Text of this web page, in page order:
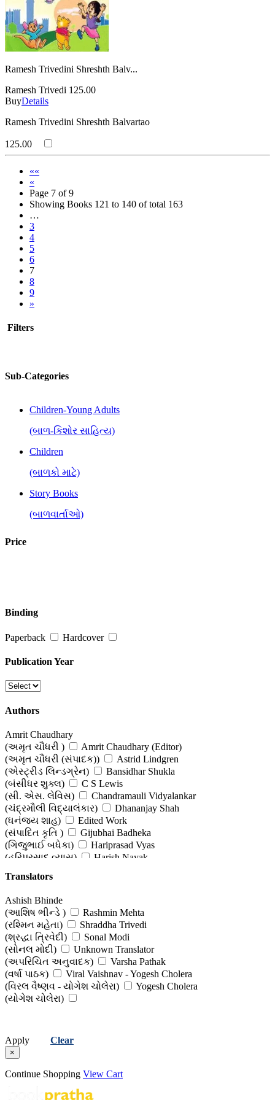
Ramesh Trivedini Shreshth Balv...
Ramesh Trivedi 125.00
BuyDetails
Ramesh Trivedini Shreshth Balvartao
125.00
««
«
Page 7 of 9
Showing Books 121 to 140 of total 163
…
3
4
5
6
7
8
9
»
Filters
Sub-Categories
Children-Young Adults
(બાળ-કિશોર સાહિત્ય)
Children
(બાળકો માટે)
Story Books
(બાળવાર્તાઓ)
Price
Binding
Paperback Hardcover
Publication Year
Authors
Amrit Chaudhary
(અમૃત ચૌધરી )
Amrit Chaudhary (Editor)
(અમૃત ચૌધરી (સંપાદક))
Astrid Lindgren
(એસ્ટ્રીડ લિન્ડગ્રેન)
Bansidhar Shukla
(બંસીધર શુક્લ)
C S Lewis
(સી. એસ. લેવિસ)
Chandramauli Vidyalankar
(ચંદ્રમૌલી વિદ્યાલંકાર)
Dhananjay Shah
(ધનંજય શાહ)
Edited Work
(સંપાદિત કૃતિ )
Gijubhai Badheka
(ગિજુભાઈ બધેકા)
Hariprasad Vyas
(હરિપ્રસાદ વ્યાસ)
Harish Nayak
(હરીશ વટાવવાલા )
(Arunહેમા શાહ)
(હિંમતલાલ પટેલ )
Hiralal D Prajapati
(હીરાલાલ ડી. પ્રજાપતિ)
I K Vijaliwala (Dr)
(આઈ કે વીજળીવાળા (ડો))
Ishvar Parmar
(ઈશ્વર પરમાર )
J K Rowling
(જે. કે. રોલિંગ )
J R R Talkien
(જે. આર. આર. ટોલ્કિન)
Jaybhikhkhu
(જયભિખ્ખુ )
Jivram Joshi
(જીવરામ જોશી )
(લતા હિરાણી )
(લીઓ ટોલ્સ્ટોય)
(મધુકાંત પ્રજાપતિ )
Madhusudan Parekh Priyadarshi
(મધુસુદન પારેખ 'પ્રિયદર્શી' )
Translators
Ashish Bhinde
(આશિષ ભીન્ડે )
Rashmin Mehta
(રશ્મિન મહેતા)
Shraddha Trivedi
(શ્રદ્ધા ત્રિવેદી)
Sonal Modi
(સોનલ મોદી)
Unknown Translator
(અપરિચિત અનુવાદક)
Varsha Pathak
(વર્ષા પાઠક)
Viral Vaishnav - Yogesh Cholera
(વિરલ વૈષ્ણવ - યોગેશ ચોલેરા)
Yogesh Cholera
(યોગેશ ચોલેરા)
Apply Clear
×
Continue Shopping View Cart